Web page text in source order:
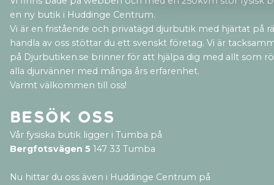
en ny butik i Huddinge Centrum.
Vi är en fristående och privatägd djurbutik med hjärtat på
handla av oss stöttar du ett svenskt företag. Vi är
på Djurbutiken.se brinner för att hjälpa dig med allt som
alla djurvänner med många års erfarenhet.
Varmt välkommen till oss!
Besök oss
Vår fysiska butik ligger i Tumba på
Bergfotsvägen 5 147 33 Tumba
Nu hittar du oss även i Huddinge Centrum på